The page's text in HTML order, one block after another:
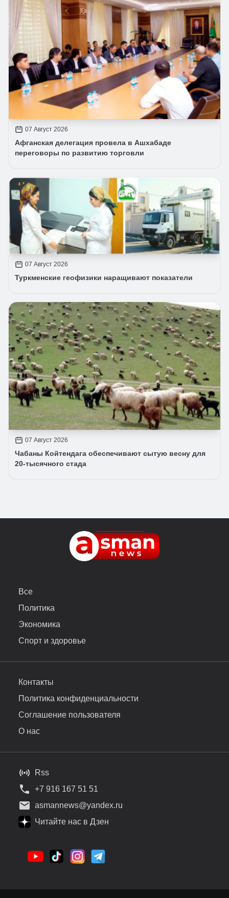
07 Август 2026
Афганская делегация провела в Ашхабаде
переговоры по развитию торговли
07 Август 2026
Туркменские геофизики наращивают показатели
07 Август 2026
Чабаны Койтендага обеспечивают сытую весну для
20-тысячного стада
Все
Политика
Экономика
Спорт и здоровье
Контакты
Политика конфиденциальности
Соглашение пользователя
О нас
Rss
+7 916 167 51 51
asmannews@yandex.ru
Читайте нас в Дзен